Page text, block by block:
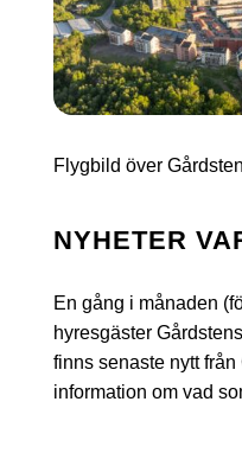
Flygbild över
NYHETER
En gång i månaden
hyresgäster
finns senaste nytt från
information om vad